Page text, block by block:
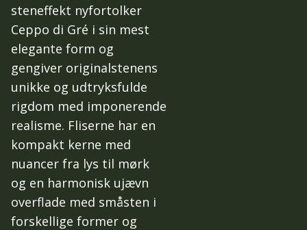
steneffekt nyfortolker
Ceppo di Gré i sin mest
elegante form og
gengiver originalstenens
unikke og udtryksfulde
rigdom med imponerende
realisme. Fliserne har en
kompakt kerne med
nuancer fra lys til mørk
og en harmonisk ujævn
overflade med småsten i
forskellige former og